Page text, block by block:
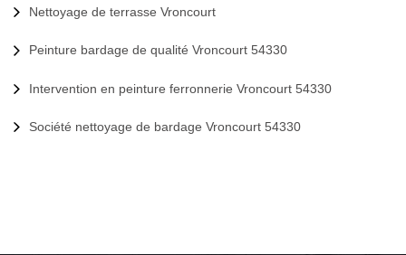
Nettoyage de terrasse Vroncourt
Peinture bardage de qualité Vroncourt 54330
Intervention en peinture ferronnerie Vroncourt 54330
Société nettoyage de bardage Vroncourt 54330